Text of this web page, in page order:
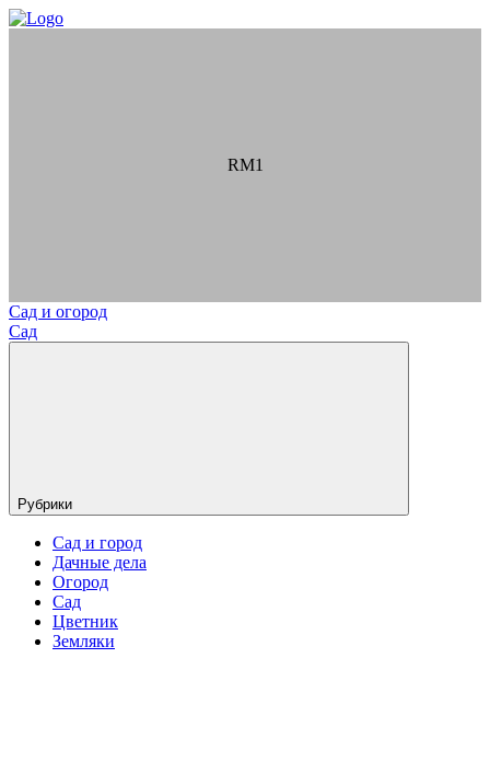
RM1
Сад и огород
Сад
Рубрики
Сад и город
Дачные дела
Огород
Сад
Цветник
Земляки